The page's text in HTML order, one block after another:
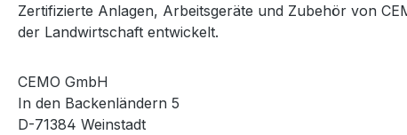
Zertifizierte Anlagen, Arbeitsgeräte und Zubehör von
der Landwirtschaft entwickelt.
CEMO GmbH
In den Backenländern 5
D-71384 Weinstadt